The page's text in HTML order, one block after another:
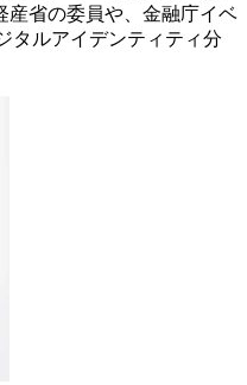
産省の委員や、金融庁イベ
タルアイデンティティ分